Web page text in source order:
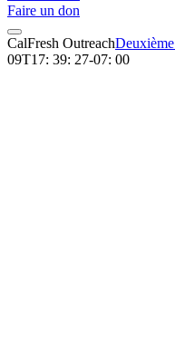
Faire un don
CalFresh Outreach
09T17: 39: 27-07: 00